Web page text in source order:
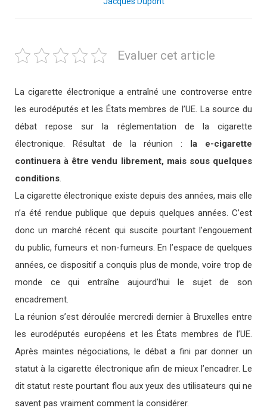
Evaluer cet article
La cigarette électronique a entraîné une controverse entre
les eurodéputés et les États membres de l’UE. La source du
débat repose sur la réglementation de la cigarette
électronique. Résultat de la réunion : la e-cigarette
continuera à être vendu librement, mais sous quelques
conditions.
La cigarette électronique existe depuis des années, mais elle
n’a été rendue publique que depuis quelques années. C’est
donc un marché récent qui suscite pourtant l’engouement
du public, fumeurs et non-fumeurs. En l’espace de quelques
années, ce dispositif a conquis plus de monde, voire trop de
monde ce qui entraîne aujourd’hui le sujet de son
encadrement.
La réunion s’est déroulée mercredi dernier à Bruxelles entre
les eurodéputés européens et les États membres de l’UE.
Après maintes négociations, le débat a fini par donner un
statut à la cigarette électronique afin de mieux l’encadrer. Le
dit statut reste pourtant flou aux yeux des utilisateurs qui ne
savent pas vraiment comment la considérer.